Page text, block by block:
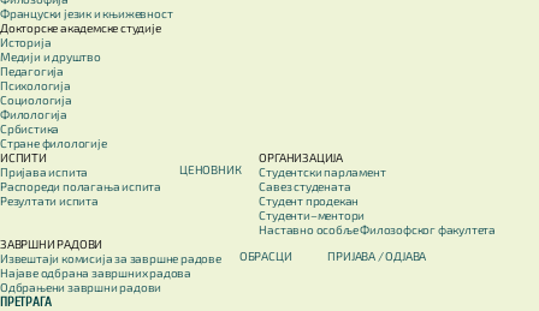
Француски језик и књижевност
Докторске академске студије
Историја
Медији и друштво
Педагогија
Психологија
Социологија
Филологија
Србистика
Стране филологије
ИСПИТИ
Пријава испита
Распореди полагања испита
Резултати испита
ЦЕНОВНИК
ОРГАНИЗАЦИЈА
Студентски парламент
Савез студената
Студент продекан
Студенти–ментори
Наставно особље Филозофског факултета
ЗАВРШНИ РАДОВИ
Извештаји комисија за завршне радове
Најаве одбрана завршних радова
Одбрањени завршни радови
ОБРАСЦИ ПРИЈАВА / OДЈАВА
ПРЕТРАГА